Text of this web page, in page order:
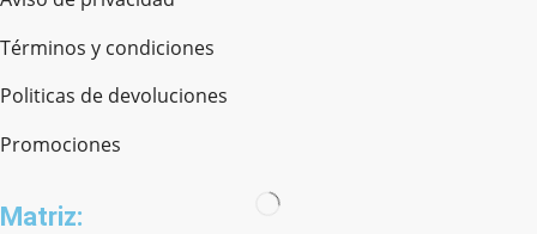
Términos y condiciones
Politicas de devoluciones
Promociones
Matriz: